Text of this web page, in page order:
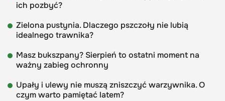
ich pozbyć?
Zielona pustynia. Dlaczego pszczoły nie lubią
idealnego trawnika?
Masz bukszpany? Sierpień to ostatni moment na
ważny zabieg ochronny
Upały i ulewy nie muszą zniszczyć warzywnika. O
czym warto pamiętać latem?